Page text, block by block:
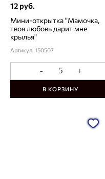
12 руб.
Мини-открытка "Мамочка,
твоя любовь дарит мне
крылья"
Артикул: 150507
- +
В КОРЗИНУ